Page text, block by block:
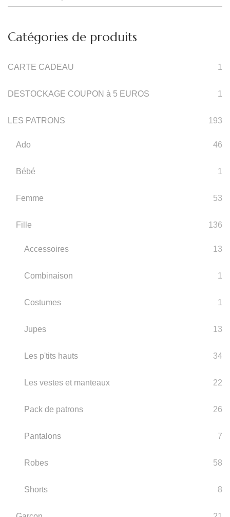
Catégories de produits
CARTE CADEAU 1
DESTOCKAGE COUPON à 5 EUROS 1
LES PATRONS 193
Ado 46
Bébé 1
Femme 53
Fille 136
Accessoires 13
Combinaison 1
Costumes 1
Jupes 13
Les p'tits hauts 34
Les vestes et manteaux 22
Pack de patrons 26
Pantalons 7
Robes 58
Shorts 8